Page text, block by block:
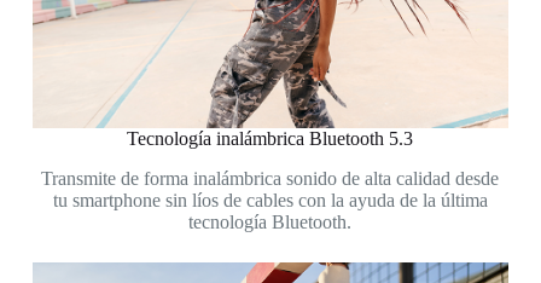
Tecnología inalámbrica Bluetooth 5.3
Transmite de forma inalámbrica sonido de alta calidad desde
tu smartphone sin líos de cables con la ayuda de la última
tecnología Bluetooth.